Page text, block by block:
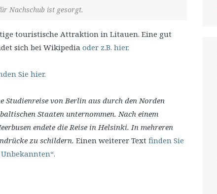
Nachschub ist gesorgt.
touristische Attraktion in Litauen. Eine gut
sich bei Wikipedia oder z.B. hier.
Sie hier.
Studienreise von Berlin aus durch den Norden
Staaten unternommen. Nach einem
endete die Reise in Helsinki. In mehreren
zu schildern. Einen weiterer Text finden Sie